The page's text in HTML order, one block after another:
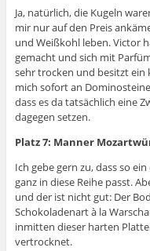
Ja, natürlich, die Kugeln
mir nur auf den Preis
und Weißkohl leben. Victor
gemacht und sich mit
sehr trocken und besitzt ein
mich sofort an
dass es da tatsächlich eine
dagegen setzen.
Platz 7: Manner
Ich gebe gern zu, dass so
ganz in diese Reihe passt.
und der ist nicht gut: Der
Schokoladenart à la
inmitten dieser harten
vertrocknet.